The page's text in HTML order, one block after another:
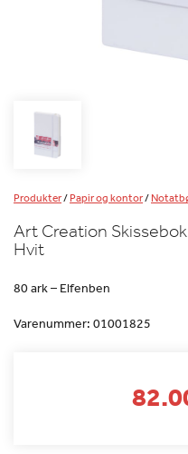
Produkter/Papir og kontor/
Art Creation
Hvit
80 ark – Elfenben
Varenummer: 01001825